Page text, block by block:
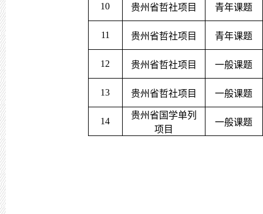
10 贵州省哲社项目 青年课题
11 贵州省哲社项目 青年课题
12 贵州省哲社项目 一般课题
13 贵州省哲社项目 一般课题
14
贵州省国学单列
项目
一般课题